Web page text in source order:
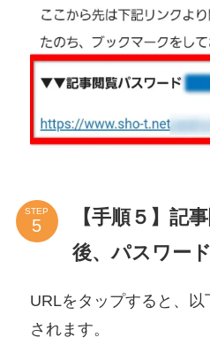
STEP
【手順５】記
後、パスワー
URLをタップすると、
されます。